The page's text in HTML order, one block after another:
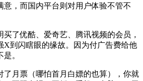
意，而国内平台则对用户体验不管不
了优酷、爱奇艺、腾讯视频的会员，
X到闪瞎眼的缘故。因为付广告费给他
。
了月票（哪怕首月白嫖的也算），你就